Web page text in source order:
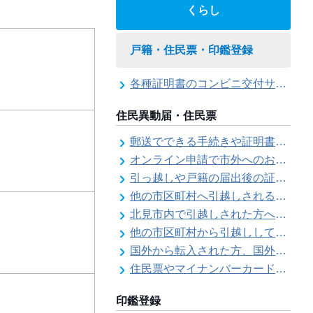
くらし
戸籍・住民票・印鑑登録
各種証明書のコンビニ交付サービス
住民異動届・住民票
郵送でできる手続きや証明書等の交付請求（住民票・戸籍・国民年金関係）
オンライン申請で市外へのお引越し手続き（転出届）ができます
引っ越しや戸籍の届出後の証明書発行可能日
他の市区町村へ引越しされる方へ（転出届）
北見市内で引越しされた方へ（転居届）
他の市区町村から引越しして来た方へ（転入届）
国外から転入された方、国外へ転出される方へ
住民票やマイナンバーカード、印鑑証明書に旧氏（旧姓）が併記できるようになりました！
印鑑登録